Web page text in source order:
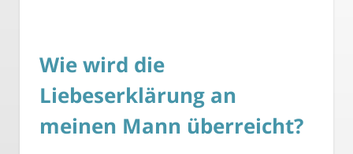
Wie wird die
Liebeserklärung an
meinen Mann überreicht?